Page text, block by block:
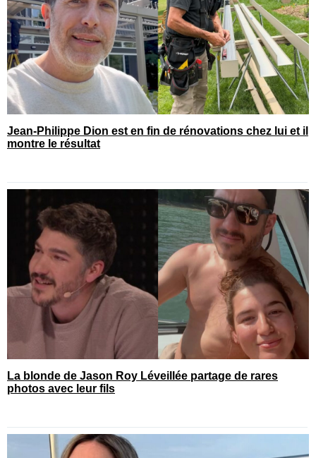
Jean-Philippe Dion est en fin de rénovations chez lui et il
montre le résultat
La blonde de Jason Roy Léveillée partage de rares
photos avec leur fils